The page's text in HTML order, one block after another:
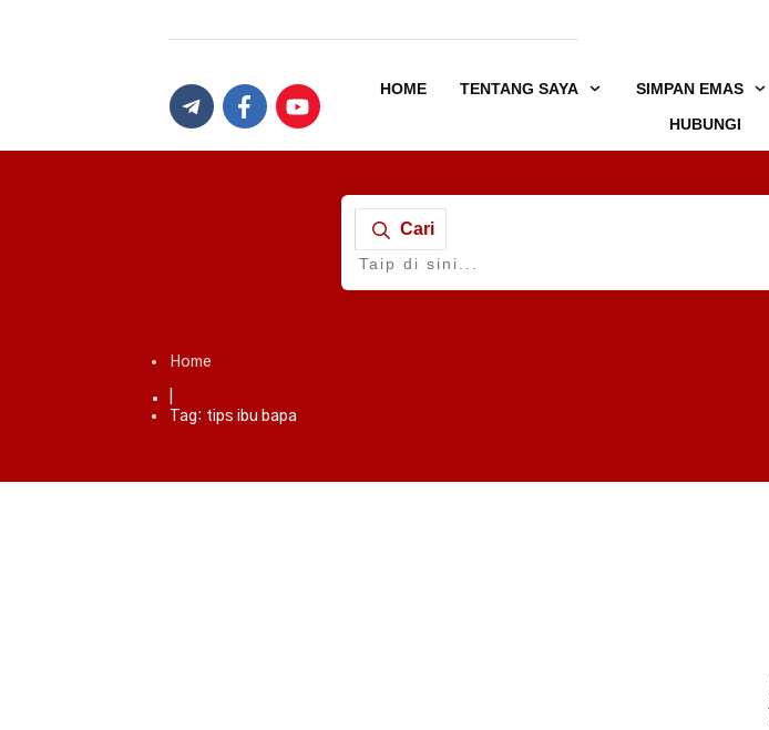
HOME TENTANG SAYA SIMPAN EMAS
HUBUNGI
Cari
Home
Tag: tips ibu bapa